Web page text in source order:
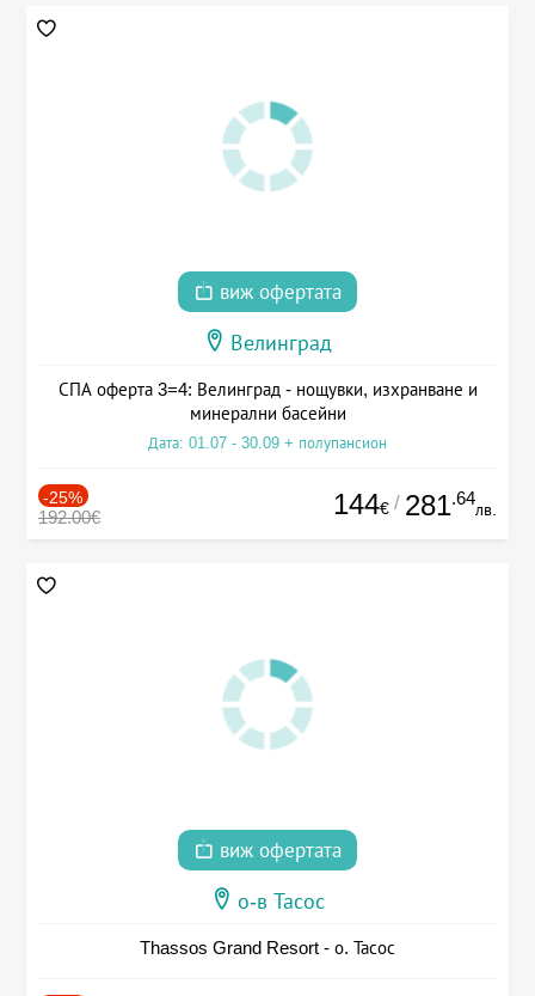
виж офертата
Велинград
СПА оферта 3=4: Велинград - нощувки, изхранване и
минерални басейни
Дата: 01.07 - 30.09 + полупансион
-25%
192.00€ 144€ / 281.64
лв.
виж офертата
о-в Тасос
Thassos Grand Resort - о. Тасос